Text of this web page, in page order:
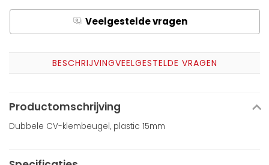
Q Veelgestelde vragen
BESCHRIJVINGVEELGESTELDE VRAGEN
Productomschrijving
Dubbele CV-klembeugel, plastic 15mm